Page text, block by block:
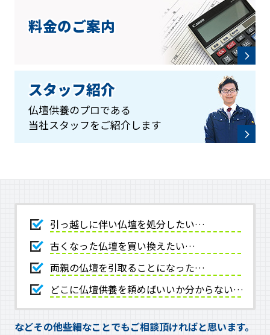
料金のご案内
スタッフ紹介
仏壇供養のプロである
当社スタッフをご紹介します
引っ越しに伴い仏壇を処分したい…
古くなった仏壇を買い換えたい…
両親の仏壇を引取ることになった…
どこに仏壇供養を頼めばいいか分からない…
などその他些細なことでもご相談頂ければと思います。